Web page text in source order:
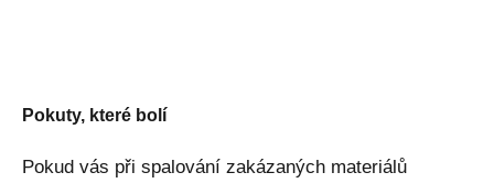
Pokuty, které bolí
Pokud vás při spalování zakázaných materiálů